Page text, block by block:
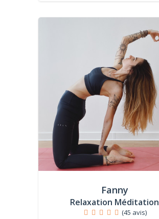
Fanny
Relaxation Méditation
(45 avis)